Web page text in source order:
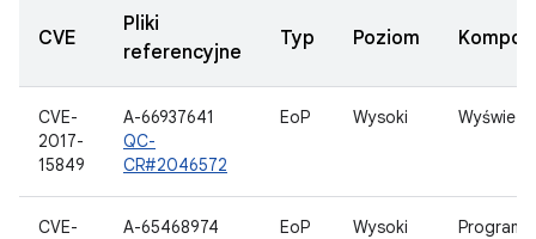
CVE
Pliki
referencyjne
Typ Poziom
CVE-
2017-
15849
A-66937641
QC-
CR#2046572
EoP Wysoki
CVE-
A-65468974
EoP Wysoki
Program